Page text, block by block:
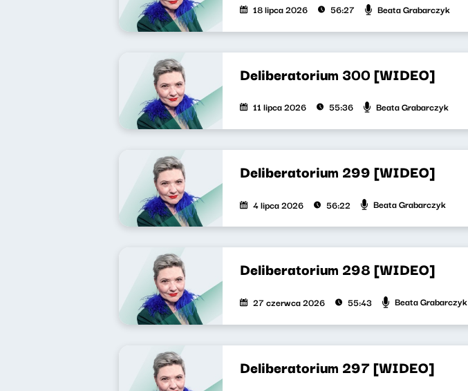
18 lipca 2026 56:27 Beata Grabarczyk
Deliberatorium 300 [WIDEO]
11 lipca 2026 55:36 Beata Grabarczyk
Deliberatorium 299 [WIDEO]
4 lipca 2026 56:22 Beata Grabarczyk
Deliberatorium 298 [WIDEO]
27 czerwca 2026 55:43 Beata Grabarczyk
Deliberatorium 297 [WIDEO]